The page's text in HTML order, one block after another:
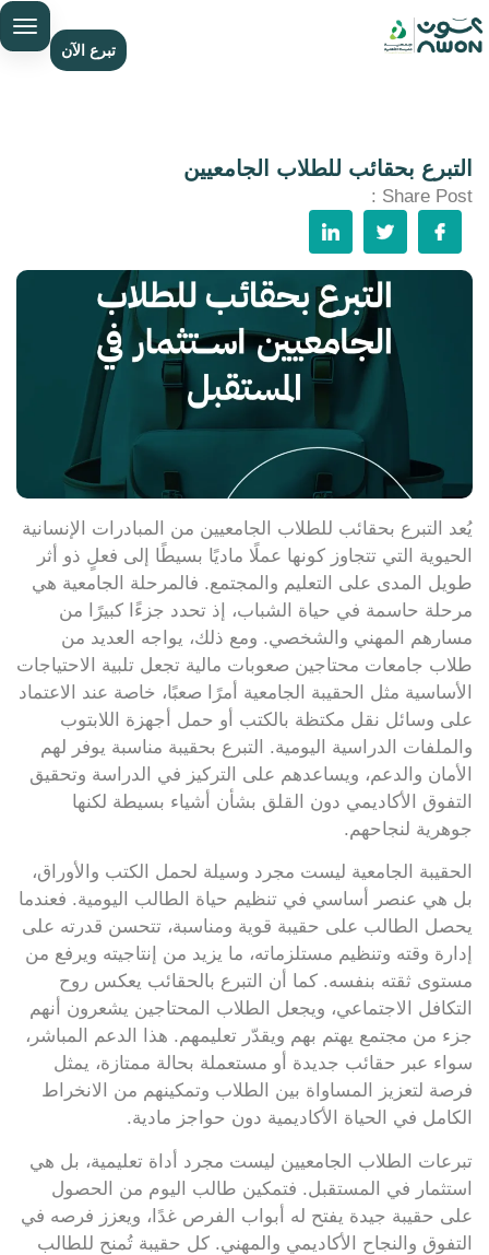
تبرع الآن
التبرع بحقائب للطلاب الجامعيين
Share Post :
يُعد التبرع بحقائب للطلاب الجامعيين من المبادرات الإنسانية
الحيوية التي تتجاوز كونها عملًا ماديًا بسيطًا إلى فعلٍ ذو أثر
طويل المدى على التعليم والمجتمع. فالمرحلة الجامعية هي
مرحلة حاسمة في حياة الشباب، إذ تحدد جزءًا كبيرًا من
مسارهم المهني والشخصي. ومع ذلك، يواجه العديد من
طلاب جامعات محتاجين صعوبات مالية تجعل تلبية الاحتياجات
الأساسية مثل الحقيبة الجامعية أمرًا صعبًا، خاصة عند الاعتماد
على وسائل نقل مكتظة بالكتب أو حمل أجهزة اللابتوب
والملفات الدراسية اليومية. التبرع بحقيبة مناسبة يوفر لهم
الأمان والدعم، ويساعدهم على التركيز في الدراسة وتحقيق
التفوق الأكاديمي دون القلق بشأن أشياء بسيطة لكنها
جوهرية لنجاحهم.
الحقيبة الجامعية ليست مجرد وسيلة لحمل الكتب والأوراق،
بل هي عنصر أساسي في تنظيم حياة الطالب اليومية. فعندما
يحصل الطالب على حقيبة قوية ومناسبة، تتحسن قدرته على
إدارة وقته وتنظيم مستلزماته، ما يزيد من إنتاجيته ويرفع من
مستوى ثقته بنفسه. كما أن التبرع بالحقائب يعكس روح
التكافل الاجتماعي، ويجعل الطلاب المحتاجين يشعرون أنهم
جزء من مجتمع يهتم بهم ويقدّر تعليمهم. هذا الدعم المباشر،
سواء عبر حقائب جديدة أو مستعملة بحالة ممتازة، يمثل
فرصة لتعزيز المساواة بين الطلاب وتمكينهم من الانخراط
الكامل في الحياة الأكاديمية دون حواجز مادية.
تبرعات الطلاب الجامعيين ليست مجرد أداة تعليمية، بل هي
استثمار في المستقبل. فتمكين طالب اليوم من الحصول
على حقيبة جيدة يفتح له أبواب الفرص غدًا، ويعزز فرصه في
التفوق والنجاح الأكاديمي والمهني. كل حقيبة تُمنح للطالب